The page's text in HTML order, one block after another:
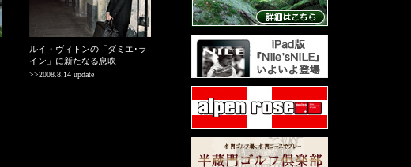
ルイ・ヴィトンの「ダミエ･ラ
イン」に新たなる息吹
>>2008.8.14 update